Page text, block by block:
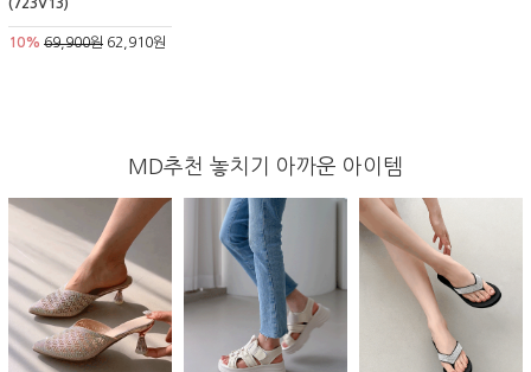
(723V13)
10% 69,900원 62,910원
MD추천 놓치기 아까운 아이템